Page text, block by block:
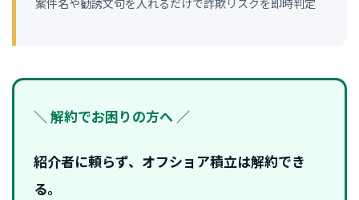
＼ 解約でお困りの方へ ／
紹介者に頼らず、オフショア積立は解約でき
る。